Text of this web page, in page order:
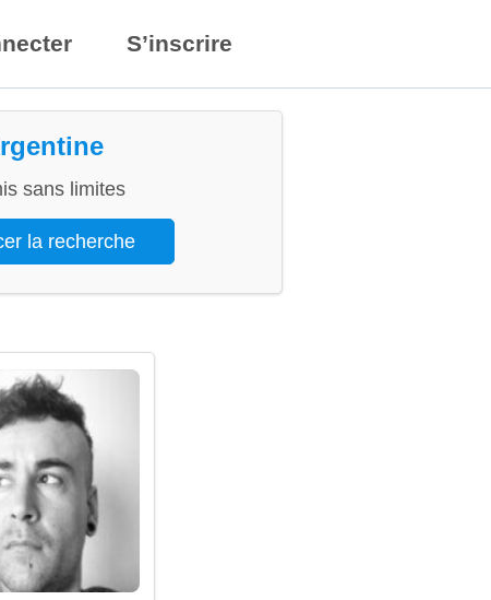
S’inscrire
sans limites